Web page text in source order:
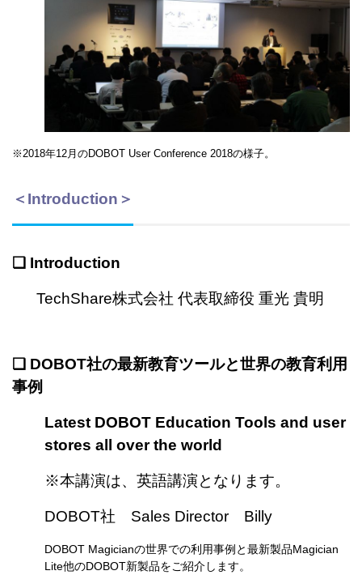
※2018年12月のDOBOT User Conference 2018の様子。
＜ Introduction ＞
❏ Introd uction
TechShare株式会社 代表取締役 重光 貴明
❏ DOBOT社の最新教育ツールと世界の教育利用
事例
Latest DOBOT Education Tools and user
stores all over the world
※本講演は、英語講演となります。
DOBOT社 Sales Director Billy
DOBOT Magicianの世界での利用事例と最新製品Magician
Lite他のDOBOT新製品をご紹介します。